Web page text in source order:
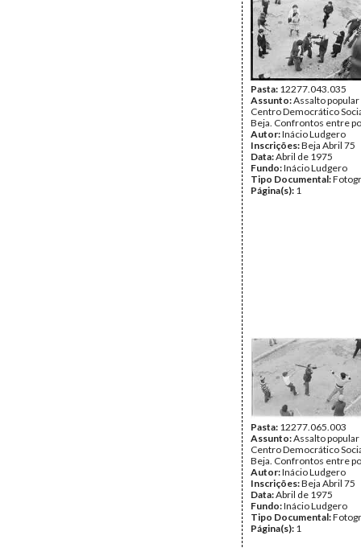
Pasta: 12277.043.035
Assunto:Assalto popular
Centro Democrático
Beja. Confrontos entre
Autor:Inácio Ludgero
Inscrições:Beja Abril 75
Data:Abril de 1975
Fundo:Inácio Ludgero
Tipo Documental:
Página(s): 1
Pasta: 12277.065.003
Assunto:Assalto popular
Centro Democrático
Beja. Confrontos entre
Autor:Inácio Ludgero
Inscrições:Beja Abril 75
Data:Abril de 1975
Fundo:Inácio Ludgero
Tipo Documental:
Página(s): 1